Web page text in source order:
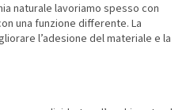
naturale lavoriamo spesso con
una funzione differente. La
l’adesione del materiale e la